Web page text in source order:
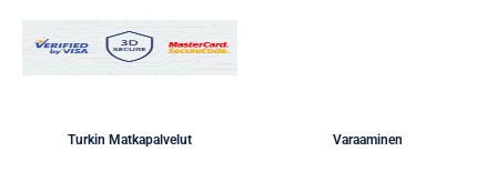
Turkin Matkapalvelut Varaaminen